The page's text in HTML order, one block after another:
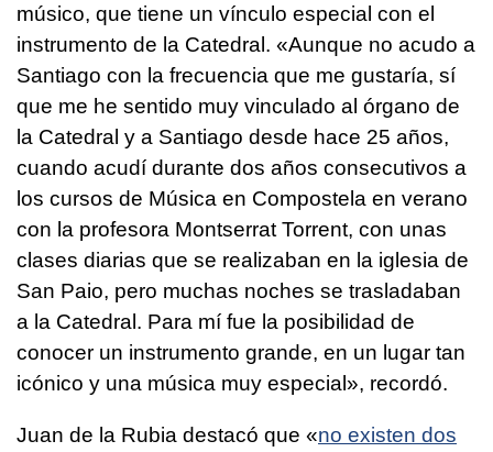
músico, que tiene un vínculo especial con el
instrumento de la Catedral. «Aunque no acudo a
Santiago con la frecuencia que me gustaría, sí
que me he sentido muy vinculado al órgano de
la Catedral y a Santiago desde hace 25 años,
cuando acudí durante dos años consecutivos a
los cursos de Música en Compostela en verano
con la profesora Montserrat Torrent, con unas
clases diarias que se realizaban en la iglesia de
San Paio, pero muchas noches se trasladaban
a la Catedral. Para mí fue la posibilidad de
conocer un instrumento grande, en un lugar tan
icónico y una música muy especial», recordó.
Juan de la Rubia destacó que «no existen dos